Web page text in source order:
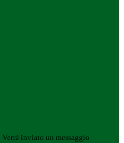
Verrà inviato un messaggio